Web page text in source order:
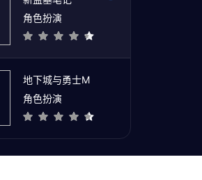
角色扮演
地下城与勇士M
角色扮演